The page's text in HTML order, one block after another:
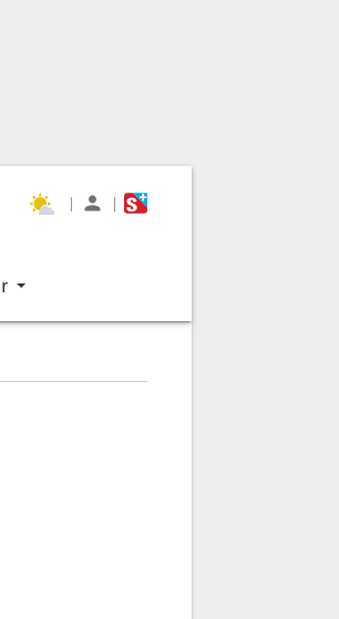
| |